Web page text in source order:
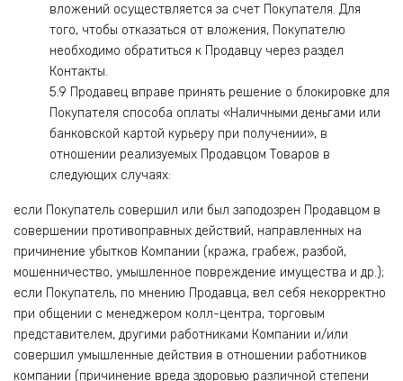
вложений осуществляется за счет Покупателя. Для
того, чтобы отказаться от вложения, Покупателю
необходимо обратиться к Продавцу через раздел
Контакты.
5.9 Продавец вправе принять решение о блокировке для
Покупателя способа оплаты «Наличными деньгами или
банковской картой курьеру при получении», в
отношении реализуемых Продавцом Товаров в
следующих случаях:
если Покупатель совершил или был заподозрен Продавцом в
совершении противоправных действий, направленных на
причинение убытков Компании (кража, грабеж, разбой,
мошенничество, умышленное повреждение имущества и др.);
если Покупатель, по мнению Продавца, вел себя некорректно
при общении с менеджером колл-центра, торговым
представителем, другими работниками Компании и/или
совершил умышленные действия в отношении работников
компании (причинение вреда здоровью различной степени